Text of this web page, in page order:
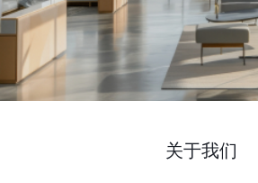
关于我们